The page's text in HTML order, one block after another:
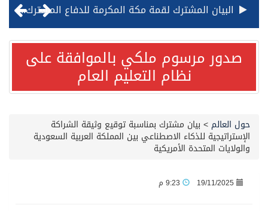
البيان المشترك لقمة مكة المكرمة للدفاع المشترك بين المملكة وتركيا وباكستان
قيادة القوات المشتركة للتحالف: نفذنا عملية رد عسكري متناسبة لأهداف عسكرية مشروعة تابعة للمليشيا الحوثية الإرهابية في محافظة الحديدة
صدور مرسوم ملكي بالموافقة على
نظام التعليم العام
حول العالم > بيان مشترك بمناسبة توقيع وثيقة الشراكة
الإستراتيجية للذكاء الاصطناعي بين المملكة العربية السعودية
والولايات المتحدة الأمريكية
19/11/2025